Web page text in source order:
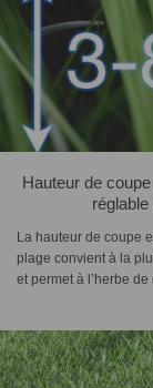
Hauteur de
La hauteur de coupe
plage convient à la
et permet à l’herbe